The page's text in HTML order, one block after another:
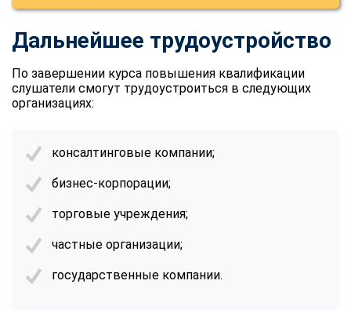
Дальнейшее трудоустройство
По завершении курса повышения квалификации
слушатели смогут трудоустроиться в следующих
организациях:
консалтинговые компании;
бизнес-корпорации;
торговые учреждения;
частные организации;
государственные компании.